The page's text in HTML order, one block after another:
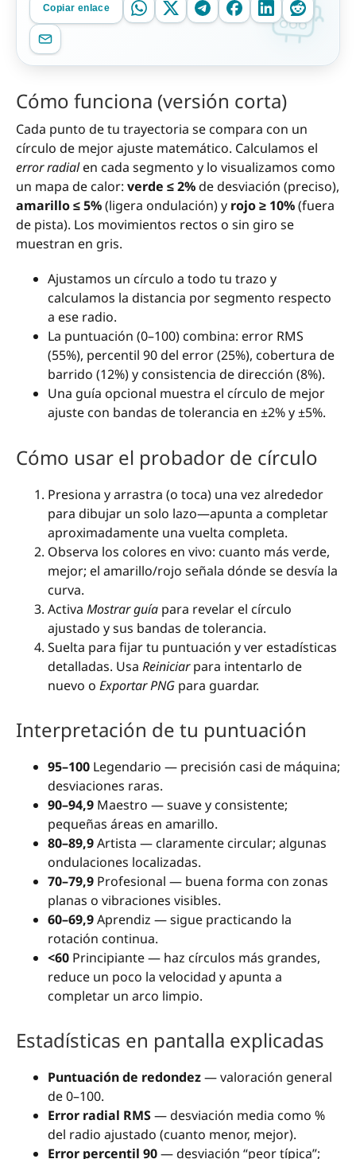
Copiar enlace
Cómo funciona (versión corta)
Cada punto de tu trayectoria se compara con un
círculo de mejor ajuste matemático. Calculamos el
error radialen cada segmento y lo visualizamos como
un mapa de calor: verde ≤ 2%de desviación (preciso),
amarillo ≤ 5%(ligera ondulación) y rojo ≥ 10%(fuera
de pista). Los movimientos rectos o sin giro se
muestran en gris.
Ajustamos un círculo a todo tu trazo y
calculamos la distancia por segmento respecto
a ese radio.
La puntuación (0–100) combina: error RMS
(55%), percentil 90 del error (25%), cobertura de
barrido (12%) y consistencia de dirección (8%).
Una guía opcional muestra el círculo de mejor
ajuste con bandas de tolerancia en ±2% y ±5%.
Cómo usar el probador de círculo
Presiona y arrastra (o toca) una vez alrededor
para dibujar un solo lazo—apunta a completar
aproximadamente una vuelta completa.
Observa los colores en vivo: cuanto más verde,
mejor; el amarillo/rojo señala dónde se desvía la
curva.
Activa Mostrar guía para revelar el círculo
ajustado y sus bandas de tolerancia.
Suelta para fijar tu puntuación y ver estadísticas
detalladas. Usa Reiniciarpara intentarlo de
nuevo o Exportar PNG para guardar.
Interpretación de tu puntuación
95–100 Legendario — precisión casi de máquina;
desviaciones raras.
90–94,9 Maestro — suave y consistente;
pequeñas áreas en amarillo.
80–89,9Artista — claramente circular; algunas
ondulaciones localizadas.
70–79,9 Profesional — buena forma con zonas
planas o vibraciones visibles.
60–69,9Aprendiz — sigue practicando la
rotación continua.
<60 Principiante — haz círculos más grandes,
reduce un poco la velocidad y apunta a
completar un arco limpio.
Estadísticas en pantalla explicadas
Puntuación de redondez— valoración general
de 0–100.
Error radial RMS— desviación media como %
del radio ajustado (cuanto menor, mejor).
Error percentil 90— desviación “peor típica”;